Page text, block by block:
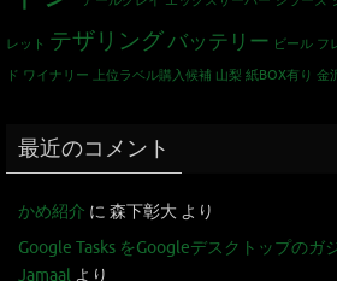
レット テザリングバッテリー ビール フ
ド ワイナリー 上位ラベル購入候補 山梨 紙BOX有り 金
最近のコメント
かめ紹介 に 森下彰大 より
Google Tasks をGoogleデスクトップのガ
Jamaal より